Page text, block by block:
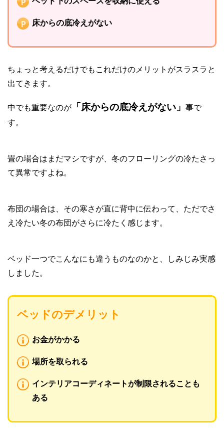
床からの底冷えがない
ちょっと考えるだけでもこれだけのメリットがスラスラと
出てきます。
中でも重要なのが 「床からの底冷えがない」 事で
す。
畳の場合はまだマシですが、冬のフローリングの冷たさっ
て異常ですよね。
布団の場合は、その寒さが直に背中に伝わって、ただでさ
え冷たい冬の布団がさらに冷たく感じます。
ベッド一つでこんなにも違うものなのかと、しみじみ実感
しました。
ベッドのデメリット
お金がかかる
場所を取られる
インテリアコーディネートが制限されることも
ある